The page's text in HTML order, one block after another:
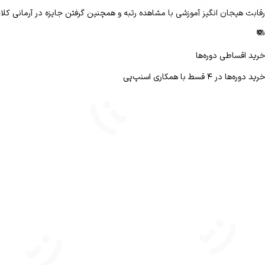
رقابت هیجان انگیز آموزشی با مشاهده رتبه و همچنین گرفتن جایزه در آرمانی
خرید اقساطی دوره‌ها
خرید دوره‌ها در ۴ قسط با همکاری اسنپ‌پی